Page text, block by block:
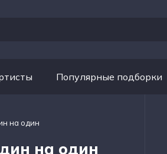
Популярные подборки
на один
на один